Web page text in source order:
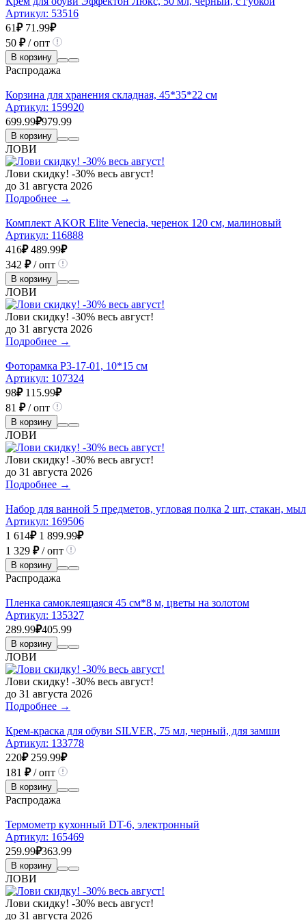
Артикул: 53516
61₽ 71.99₽
50 ₽/ опт
В корзину
Распродажа
Корзина для хранения складная, 45*35*22 см
Артикул: 159920
699.99₽979.99
В корзину
ЛОВИ
Лови скидку! -30% весь август!
до 31 августа 2026
Подробнее →
Комплект AKOR Elite Venecia, черенок 120 см, малиновый
Артикул: 116888
416₽ 489.99₽
342 ₽/ опт
В корзину
ЛОВИ
Лови скидку! -30% весь август!
до 31 августа 2026
Подробнее →
Фоторамка Р3-17-01, 10*15 см
Артикул: 107324
98₽ 115.99₽
81 ₽/ опт
В корзину
ЛОВИ
Лови скидку! -30% весь август!
до 31 августа 2026
Подробнее →
Набор для ванной 5 предметов, угловая полка 2 шт, стакан,
Артикул: 169506
1 614₽ 1 899.99₽
1 329 ₽/ опт
В корзину
Распродажа
Пленка самоклеящаяся 45 см*8 м, цветы на золотом
Артикул: 135327
289.99₽405.99
В корзину
ЛОВИ
Лови скидку! -30% весь август!
до 31 августа 2026
Подробнее →
Крем-краска для обуви SILVER, 75 мл, черный, для замши
Артикул: 133778
220₽ 259.99₽
181 ₽/ опт
В корзину
Распродажа
Термометр кухонный DT-6, электронный
Артикул: 165469
259.99₽363.99
В корзину
ЛОВИ
Лови скидку! -30% весь август!
до 31 августа 2026